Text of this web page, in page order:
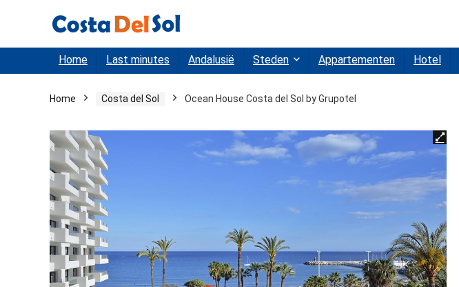
Home Last minutes Andalusië Steden Appartementen Hotel
Home Costa del Sol Ocean House Costa del Sol by Grupotel